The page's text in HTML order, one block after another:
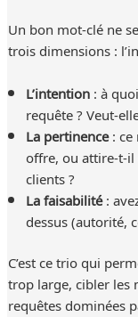
Un bon mot-clé ne
trois dimensions :
L’intention: à
requête ? Veut-
La pertinence: ce
offre, ou attire-t-
clients ?
La faisabilité:
dessus (autorité,
C’est ce trio qui
trop large, cibler les
requêtes dominées